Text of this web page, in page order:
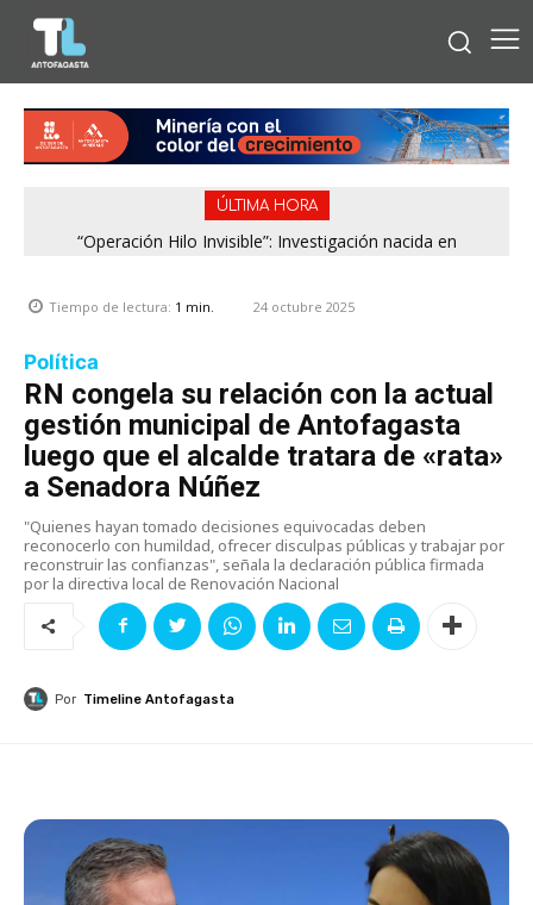
ÚLTIMA HORA
“Operación Hilo Invisible”: Investigación nacida en
Tiempo de lectura: 1 min. 24 octubre 2025
Política
RN congela su relación con la actual
gestión municipal de Antofagasta
luego que el alcalde tratara de «rata»
a Senadora Núñez
"Quienes hayan tomado decisiones equivocadas deben
reconocerlo con humildad, ofrecer disculpas públicas y trabajar por
reconstruir las confianzas", señala la declaración pública firmada
por la directiva local de Renovación Nacional
Por Timeline Antofagasta